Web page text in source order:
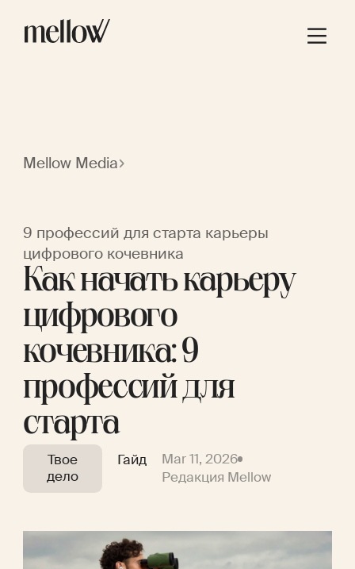
Mellow Media
9 профессий для старта карьеры
цифрового кочевника
Как начать карьеру
цифрового
кочевника: 9
профессий для
старта
Твое
дело
Гайд
Mar 11, 2026
Редакция Mellow